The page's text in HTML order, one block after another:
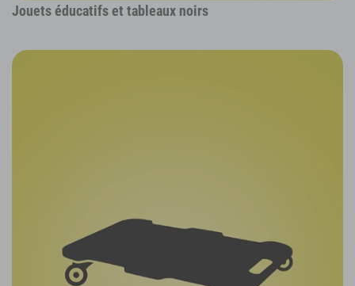
Jouets éducatifs et tableaux noirs